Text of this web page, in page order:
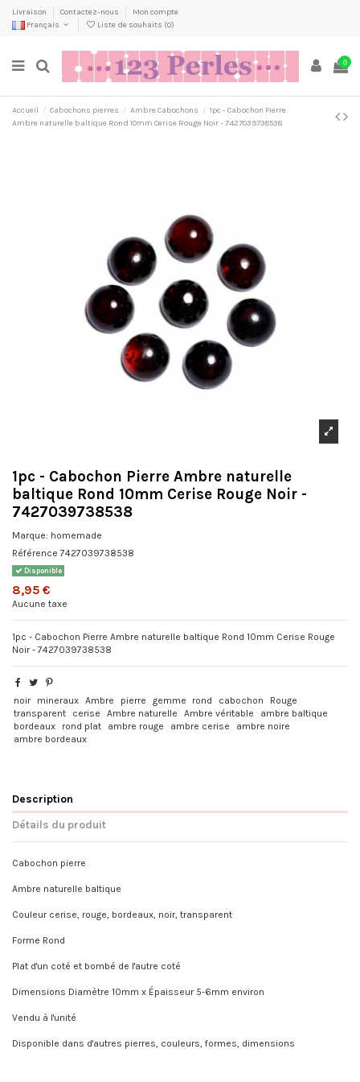
Livraison Contactez-nous
Mon compte
Français
Liste de souhaits (0)
0
Accueil Cabochons pierres Ambre Cabochons
1pc - Cabochon Pierre
Ambre naturelle baltique Rond 10mm Cerise Rouge Noir - 7427039738538
1pc - Cabochon Pierre Ambre naturelle
baltique Rond 10mm Cerise Rouge Noir -
7427039738538
Marque: homemade
Référence 7427039738538
Disponible
8,95 €
Aucune taxe
1pc - Cabochon Pierre Ambre naturelle baltique Rond 10mm Cerise Rouge
Noir - 7427039738538
noir mineraux Ambre pierre gemme rond cabochon
Rouge
transparent
cerise Ambre naturelle Ambre véritable
ambre baltique
bordeaux
rond plat ambre rouge ambre cerise
ambre noire
ambre bordeaux
Description
Détails du produit
Cabochon pierre
Ambre naturelle baltique
Couleur cerise, rouge, bordeaux, noir, transparent
Forme Rond
Plat d'un coté et bombé de l'autre coté
Dimensions Diamètre 10mm x Épaisseur 5-6mm environ
Vendu à l'unité
Disponible dans d'autres pierres, couleurs, formes, dimensions